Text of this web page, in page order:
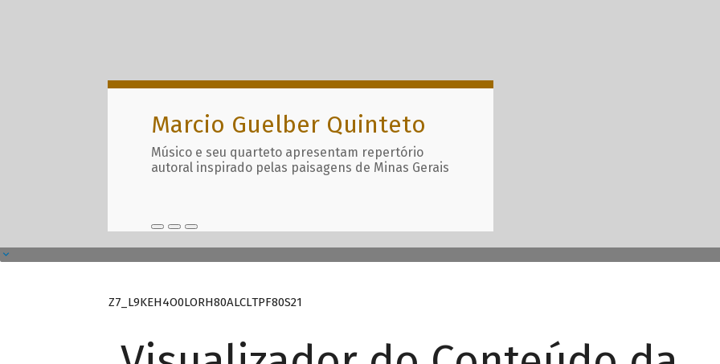
Marcio Guelber Quinteto
Músico e seu quarteto apresentam repertório
autoral inspirado pelas paisagens de Minas Gerais
Z7_L9KEH4O0LORH80ALCLTPF80S21